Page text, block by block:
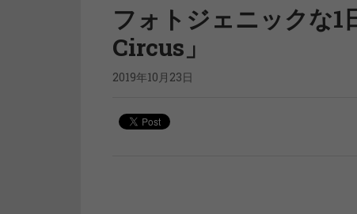
フォトジェニックな
Circus」
2019年10月23日